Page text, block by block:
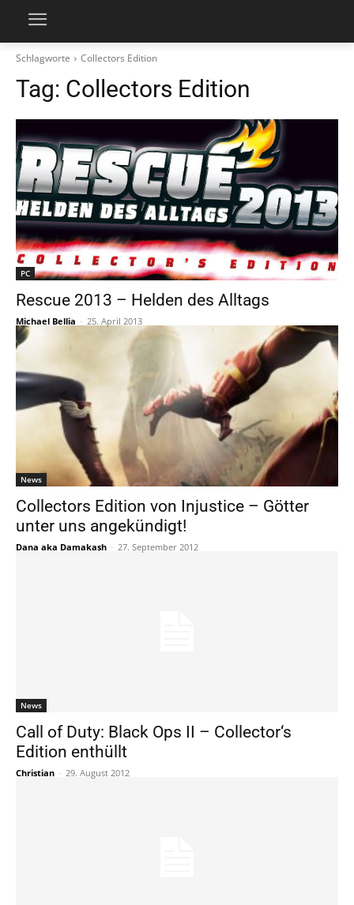
Schlagworte Collectors Edition
Tag: Collectors Edition
PC
Rescue 2013 – Helden des Alltags
Michael Bellia - 25. April 2013
News
Collectors Edition von Injustice – Götter
unter uns angekündigt!
Dana aka Damakash - 27. September 2012
News
Call of Duty: Black Ops II – Collector‘s
Edition enthüllt
Christian - 29. August 2012